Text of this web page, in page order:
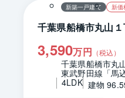
新築一戸建て 新価
千葉県船橋市丸山１
3,590万円 （税込）
千葉県船橋市丸
東武野田線「馬
4LDK 建物